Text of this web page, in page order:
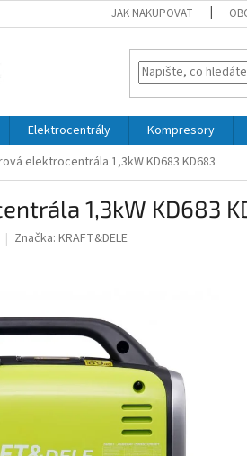
JAK NAKUPOVAT
Elektrocentrály Kompresory
elektrocentrála 1,3kW KD683 KD683
1,3kW KD683
Značka: KRAFT&DELE